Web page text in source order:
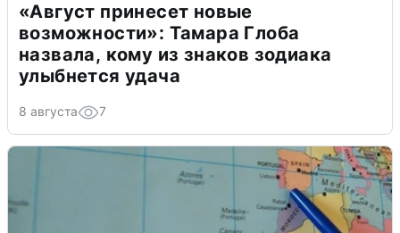
«Август принесет новые
возможности»: Тамара Глоба
назвала, кому из знаков зодиака
улыбнется удача
8 августа 7